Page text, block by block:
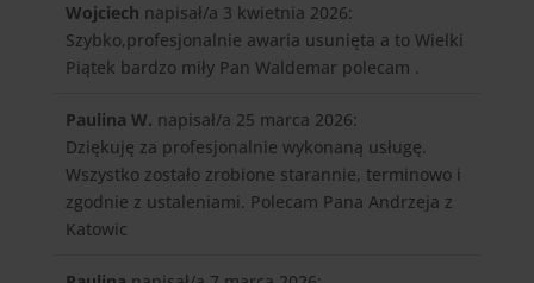
Wojciech napisał/a 3 kwietnia 2026:
Szybko,profesjonalnie awaria usunięta a to Wielki
Piątek bardzo miły Pan Waldemar polecam .
Paulina W. napisał/a 25 marca 2026:
Dziękuję za profesjonalnie wykonaną usługę.
Wszystko zostało zrobione starannie, terminowo i
zgodnie z ustaleniami. Polecam Pana Andrzeja z
Katowic